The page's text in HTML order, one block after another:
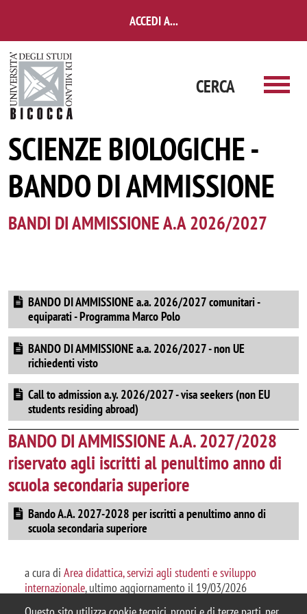
ACCEDI A...
CERCA
SCIENZE BIOLOGICHE -
BANDO DI AMMISSIONE
BANDI DI AMMISSIONE A.A 2026/2027
BANDO DI AMMISSIONE a.a. 2026/2027 comunitari -
equiparati - Programma Marco Polo
BANDO DI AMMISSIONE a.a. 2026/2027 - non UE
richiedenti visto
Call to admission a.y. 2026/2027 - visa seekers (non EU
students residing abroad)
BANDO DI AMMISSIONE A.A. 2027/2028
riservato agli iscritti al penultimo anno di
scuola secondaria superiore
Bando A.A. 2027-2028 per iscritti a penultimo anno di
scuola secondaria superiore
a cura di Area didattica, servizi agli studenti e sviluppo
internazionale, ultimo aggiornamento il 19/03/2026